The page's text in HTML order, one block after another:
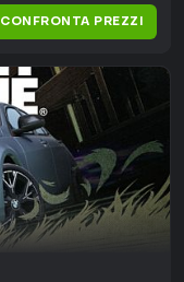
CONFRONTA PREZZI